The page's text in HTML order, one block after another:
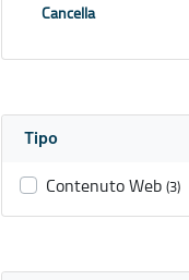
Cancella
Tipo
Contenuto Web (3)